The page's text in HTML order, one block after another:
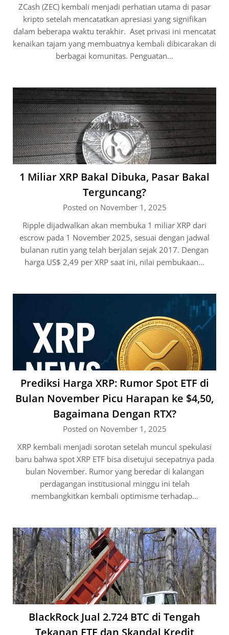
ZCash (ZEC) kembali menjadi perhatian utama di pasar
kripto setelah mencatatkan apresiasi yang signifikan
dalam beberapa waktu terakhir. Aset privasi ini mencatat
kenaikan tajam yang membuatnya kembali dibicarakan di
berbagai komunitas. Penguatan…
1 Miliar XRP Bakal Dibuka, Pasar Bakal
Terguncang?
Posted on November 1, 2025
Ripple dijadwalkan akan membuka 1 miliar XRP dari
escrow pada 1 November 2025, sesuai dengan jadwal
bulanan rutin yang telah berjalan sejak 2017. Dengan
harga US$ 2,49 per XRP saat ini, nilai pembukaan…
Prediksi Harga XRP: Rumor Spot ETF di
Bulan November Picu Harapan ke $4,50,
Bagaimana Dengan RTX?
Posted on November 1, 2025
XRP kembali menjadi sorotan setelah muncul spekulasi
baru bahwa spot XRP ETF bisa disetujui secepatnya pada
bulan November. Rumor yang beredar di kalangan
perdagangan institusional minggu ini telah
membangkitkan kembali optimisme terhadap…
BlackRock Jual 2.724 BTC di Tengah
Tekanan ETF dan Skandal Kredit